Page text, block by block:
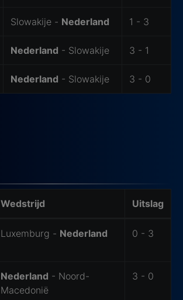
Slowakije - Nederland 1 - 3
Nederland - Slowakije 3 - 1
Nederland - Slowakije 3 - 0
Wedstrijd Uitslag
Luxemburg - Nederland 0 - 3
Nederland - Noord-
Macedonië
3 - 0